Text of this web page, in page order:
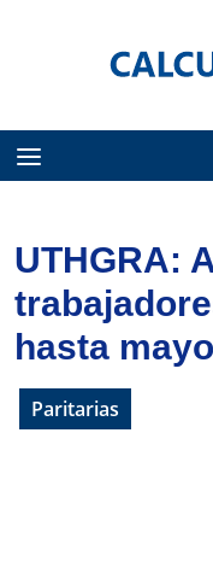
UTHGRA:
hasta
Paritarias